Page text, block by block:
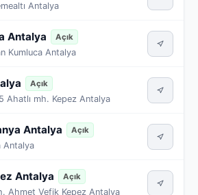
Antalya
Antalya Açık
Kumluca Antalya
Açık
Ahatlı mh. Kepez Antalya
Antalya Açık
Antalya
Antalya Açık
Ahmet Vefik Kepez Antalya